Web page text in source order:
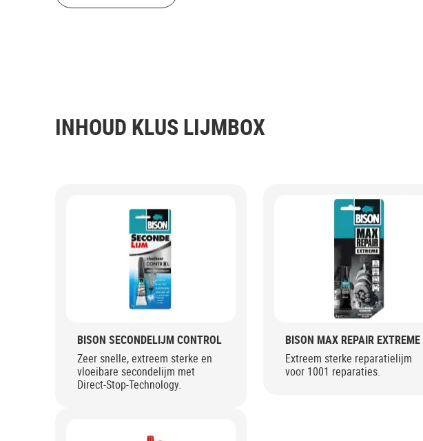
INHOUD KLUS LIJMBOX
BISON SECONDELIJM CONTROL
Zeer snelle, extreem sterke en
vloeibare secondelijm met
Direct-Stop-Technology.
BISON MAX REPAIR EXTREME
Extreem sterke reparatielijm
voor 1001 reparaties.